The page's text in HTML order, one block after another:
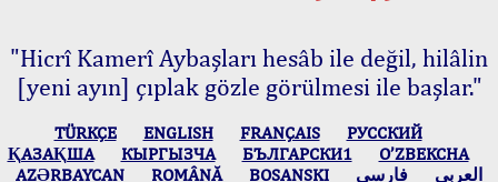
"Hicrî Kamerî Aybaşları hesâb ile değil, hilâlin
[yeni ayın] çıplak gözle görülmesi ile başlar."
TÜRKÇE ENGLISH FRANÇAIS
РУССКИЙ
ҚАЗАҚША
КЫPГЫЗЧA БЪЛГАРСКИ1
O’ZBEKCHA
AZӘRBAYCAN
ROMÂNĂ BOSANSKI العربي فارسی